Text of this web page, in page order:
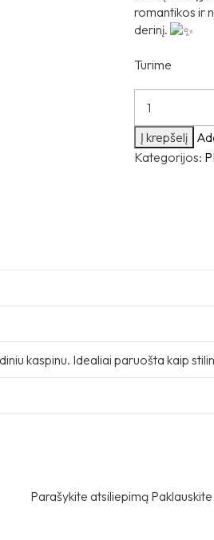
romantikos ir
derinį.
Turime
Į krepšelį
Kategorijos:
kaspinu. Idealiai paruošta kaip
Parašykite atsiliepimą Paklauskite